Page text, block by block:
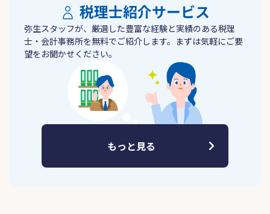
税理士紹介サービス
弥生スタッフが、厳選した豊富な経験と実績のある税理
士・会計事務所を無料でご紹介します。まずは気軽にご要
望をお聞かせください。
もっと見る